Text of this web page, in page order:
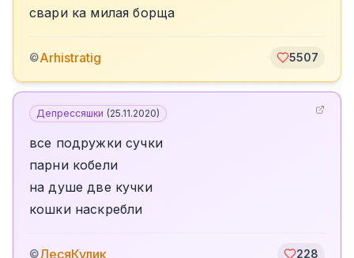
свари ка милая борща
©Arhistratig 5507
Депрессяшки (25.11.2020)
все подружки сучки
парни кобели
на душе две кучки
кошки наскребли
©ЛесяКулик 228